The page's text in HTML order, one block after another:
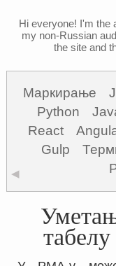
Hi everyone! I'm the
my non-Russian
the site and
Маркирање
Python
React
Gulp
◀